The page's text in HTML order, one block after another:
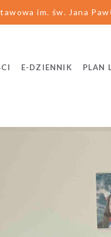
im. św. Jana
E-DZIENNIK PLAN